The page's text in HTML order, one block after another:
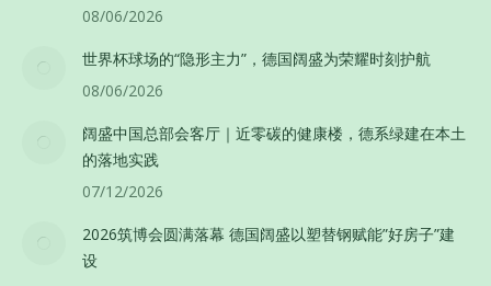
08/06/2026
世界杯球场的“隐形主力”，德国阔盛为荣耀时刻护航
08/06/2026
阔盛中国总部会客厅｜近零碳的健康楼，德系绿建在本土
的落地实践
07/12/2026
2026筑博会圆满落幕 德国阔盛以塑替钢赋能”好房子”建
设